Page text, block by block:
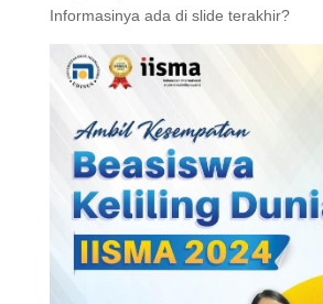
Informasinya ada di slide terakhir?